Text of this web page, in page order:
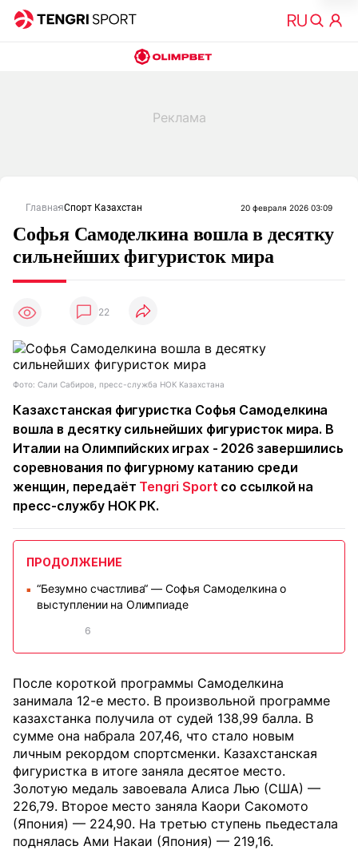
ГлавнаяСпорт Казахстан 20 февраля 2026 03:09
Софья Самоделкина вошла в десятку
сильнейших фигуристок мира
22
Фото: Сали Сабиров, пресс-служба НОК Казахстана
Казахстанская фигуристка Софья Самоделкина
вошла в десятку сильнейших фигуристок мира. В
Италии на Олимпийских играх - 2026 завершились
соревнования по фигурному катанию среди
женщин, передаёт Tengri Sport со ссылкой на
пресс-службу НОК РК.
ПРОДОЛЖЕНИЕ
■
“Безумно счастлива“ — Софья Самоделкина о
выступлении на Олимпиаде
6
После короткой программы Самоделкина
занимала 12-е место. В произвольной программе
казахстанка получила от судей 138,99 балла. В
сумме она набрала 207,46, что стало новым
личным рекордом спортсменки. Казахстанская
фигуристка в итоге заняла десятое место.
Золотую медаль завоевала Алиса Лью (США) —
226,79. Второе место заняла Каори Сакомото
(Япония) — 224,90. На третью ступень пьедестала
поднялась Ами Накаи (Япония) — 219,16.